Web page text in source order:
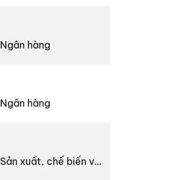
Ngân hàng
Ngân hàng
Sản xuất, chế biến và kinh doanh thực phẩm tươi sống, đông lạnh